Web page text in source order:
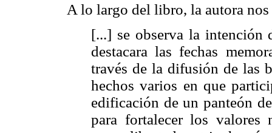
A lo largo del libro, la autora
[...] se observa la intención
destacara las fechas
través de la difusión de las
hechos varios en que
edificación de un panteón
para fortalecer los valores